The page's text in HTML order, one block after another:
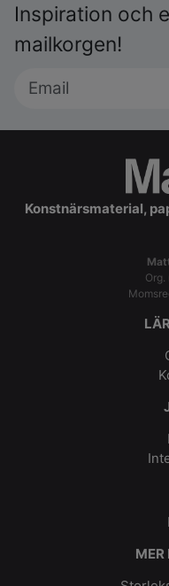
Inspiration och
mailkorgen!
Konstnärsmaterial,
MER